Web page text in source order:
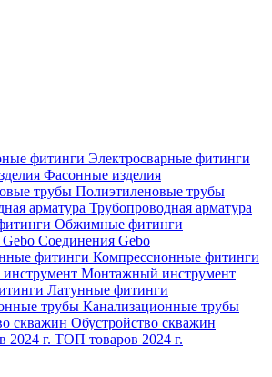
Электросварные фитинги
Фасонные изделия
Полиэтиленовые трубы
Трубопроводная арматура
Обжимные фитинги
Соединения Gebo
Компрессионные фитинги
Монтажный инструмент
Латунные фитинги
Канализационные трубы
Обустройство скважин
ТОП товаров 2024 г.